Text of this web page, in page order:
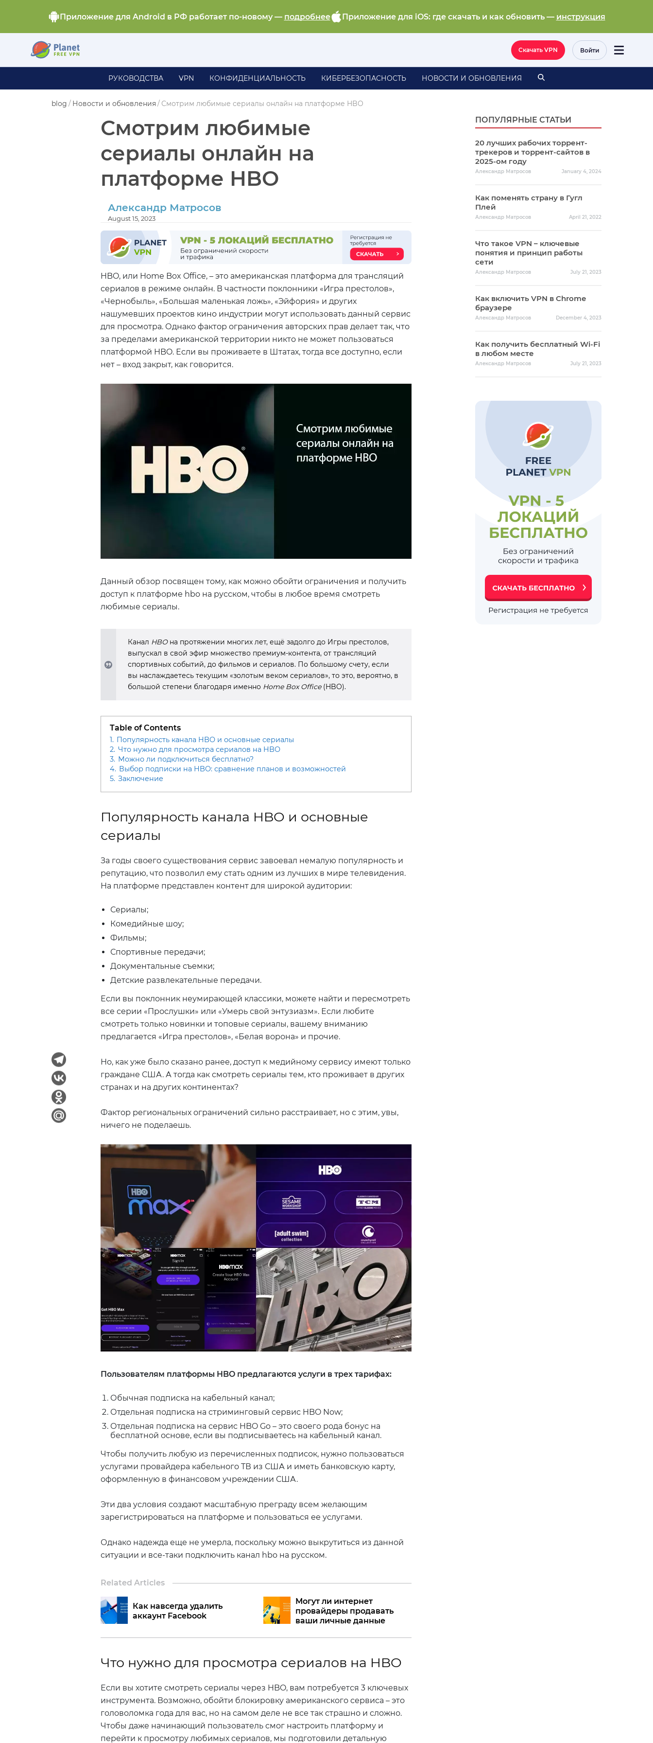
Приложение для Android в РФ работает по-новому — подробнее Приложение для iOS: где скачать и как обновить — инструкция
Скачать VPN Войти
РУКОВОДСТВА VPN КОНФИДЕНЦИАЛЬНОСТЬ КИБЕРБЕЗОПАСНОСТЬ НОВОСТИ И ОБНОВЛЕНИЯ
blog / Новости и обновления / Смотрим любимые сериалы онлайн на платформе HBO
Смотрим любимые
сериалы онлайн на
платформе HBO
Александр Матросов
August 15, 2023
HBO, или Home Box Office, – это американская платформа для трансляций
сериалов в режиме онлайн. В частности поклонники «Игра престолов»,
«Чернобыль», «Большая маленькая ложь», «Эйфория» и других
нашумевших проектов кино индустрии могут использовать данный сервис
для просмотра. Однако фактор ограничения авторских прав делает так, что
за пределами американской территории никто не может пользоваться
платформой HBO. Если вы проживаете в Штатах, тогда все доступно, если
нет – вход закрыт, как говорится.
Данный обзор посвящен тому, как можно обойти ограничения и получить
доступ к платформе hbo на русском, чтобы в любое время смотреть
любимые сериалы.
Канал HBOна протяжении многих лет, ещё задолго до Игры престолов,
выпускал в свой эфир множество премиум-контента, от трансляций
спортивных событий, до фильмов и сериалов. По большому счету, если
вы наслаждаетесь текущим «золотым веком сериалов», то это, вероятно, в
большой степени благодаря именно Home Box Office(HBO).
Table of Contents
1. Популярность канала HBO и основные сериалы
2. Что нужно для просмотра сериалов на HBO
3. Можно ли подключиться бесплатно?
4. Выбор подписки на HBO: сравнение планов и возможностей
5. Заключение
Популярность канала HBO и основные
сериалы
За годы своего существования сервис завоевал немалую популярность и
репутацию, что позволил ему стать одним из лучших в мире телевидения.
На платформе представлен контент для широкой аудитории:
Сериалы;
Комедийные шоу;
Фильмы;
Спортивные передачи;
Документальные съемки;
Детские развлекательные передачи.
Если вы поклонник неумирающей классики, можете найти и пересмотреть
все серии «Прослушки» или «Умерь свой энтузиазм». Если любите
смотреть только новинки и топовые сериалы, вашему вниманию
предлагается «Игра престолов», «Белая ворона» и прочие.
Но, как уже было сказано ранее, доступ к медийному сервису имеют только
граждане США. А тогда как смотреть сериалы тем, кто проживает в других
странах и на других континентах?
Фактор региональных ограничений сильно расстраивает, но с этим, увы,
ничего не поделаешь.
Пользователям платформы HBO предлагаются услуги в трех тарифах:
Обычная подписка на кабельный канал;
Отдельная подписка на стриминговый сервис HBO Now;
Отдельная подписка на сервис HBO Go – это своего рода бонус на
бесплатной основе, если вы подписываетесь на кабельный канал.
Чтобы получить любую из перечисленных подписок, нужно пользоваться
услугами провайдера кабельного ТВ из США и иметь банковскую карту,
оформленную в финансовом учреждении США.
Эти два условия создают масштабную преграду всем желающим
зарегистрироваться на платформе и пользоваться ее услугами.
Однако надежда еще не умерла, поскольку можно выкрутиться из данной
ситуации и все-таки подключить канал hbo на русском.
Related Articles
Как навсегда удалить
аккаунт Facebook
Могут ли интернет
провайдеры продавать
ваши личные данные
Что нужно для просмотра сериалов на HBO
Если вы хотите смотреть сериалы через HBO, вам потребуется 3 ключевых
инструмента. Возможно, обойти блокировку американского сервиса – это
головоломка года для вас, но на самом деле не все так страшно и сложно.
Чтобы даже начинающий пользователь смог настроить платформу и
перейти к просмотру любимых сериалов, мы подготовили детальную
ПОПУЛЯРНЫЕ СТАТЬИ
20 лучших рабочих торрент-
трекеров и торрент-сайтов в
2025-ом году
Александр Матросов January 4, 2024
Как поменять страну в Гугл
Плей
Александр Матросов April 21, 2022
Что такое VPN – ключевые
понятия и принцип работы
сети
Александр Матросов July 21, 2023
Как включить VPN в Chrome
браузере
Александр Матросов December 4, 2023
Как получить бесплатный Wi-Fi
в любом месте
Александр Матросов July 21, 2023